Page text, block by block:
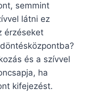
semmint
látni ez
érzéseket
és a szívvel
ha
kifejezést.